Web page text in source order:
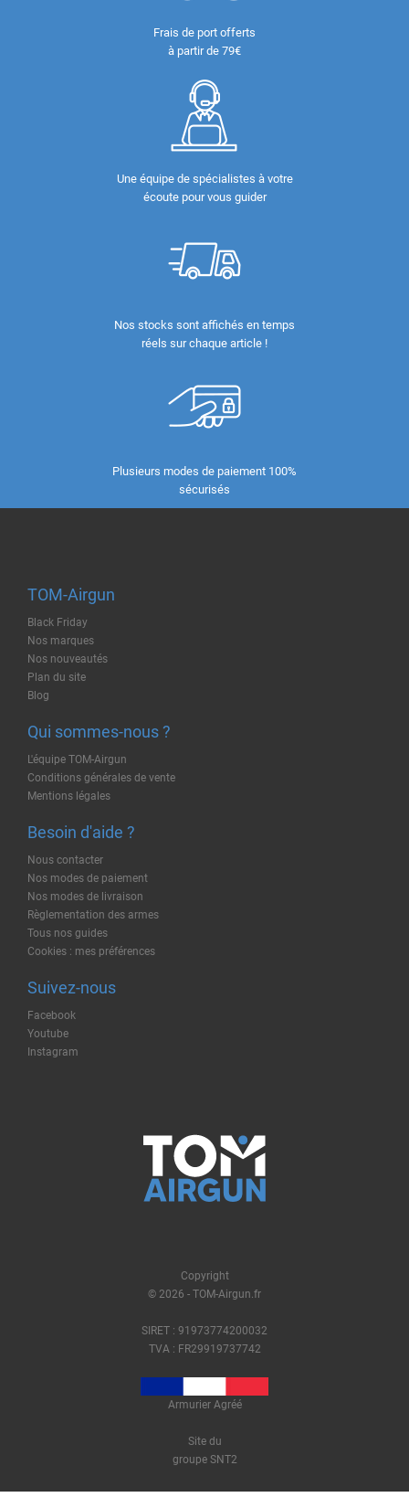
Frais de port offerts
à partir de 79€
Une équipe de spécialistes à votre
écoute pour vous guider
Nos stocks sont affichés en temps
réels sur chaque article !
Plusieurs modes de paiement 100%
sécurisés
TOM-Airgun
Black Friday
Nos marques
Nos nouveautés
Plan du site
Blog
Qui sommes-nous ?
L'équipe TOM-Airgun
Conditions générales de vente
Mentions légales
Besoin d'aide ?
Nous contacter
Nos modes de paiement
Nos modes de livraison
Règlementation des armes
Tous nos guides
Cookies : mes préférences
Suivez-nous
Facebook
Youtube
Instagram
Copyright
© 2026 - TOM-Airgun.fr
SIRET : 91973774200032
TVA : FR29919737742
Armurier Agréé
Site du
groupe SNT2